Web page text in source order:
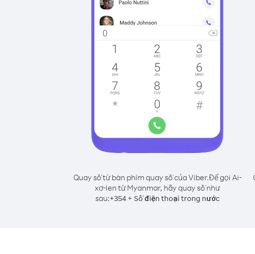
Quay số từ bàn phím quay số của Viber.Để gọi Ai-
xơ-len từ Myanmar, hãy quay số như
sau:+354+ Số điện thoại trong nước